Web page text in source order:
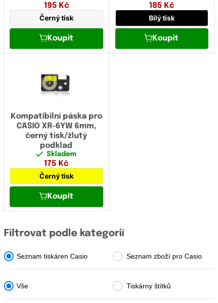
Lexmark
Logo
Novus
Panasonic
Pantum
Papyrus
Printronix
Ricoh
Samsung
Star Micronics
TallyGenicom
195 Kč
12 mm
Černý tisk
Koupit
185 Kč
9 mm
Bílý tisk
Koupit
Kompatibilní páska pro
CASIO XR-6YW 6mm,
černý tisk/žlutý
podklad
Skladem
175 Kč
6 mm
Černý tisk
Koupit
Filtrovat podle kategorií
Seznam tiskáren Casio Seznam zboží pro Casio
Vše Tiskárny štítků